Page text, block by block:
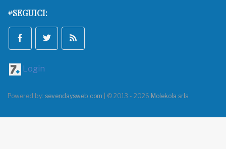
#SEGUICI:
Login
Powered by: sevendaysweb.com | © 2013 - 2026 Molekola srls